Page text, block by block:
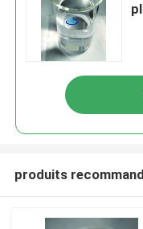
produits